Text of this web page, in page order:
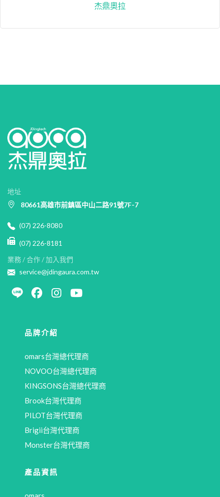
杰鼎奧拉
地址
80661高雄市前鎮區中山二路91號7F-7
(07) 226-8080
(07) 226-8181
業務 / 合作 / 加入我們
service@jdingaura.com.tw
品牌介紹
omars台灣總代理商
NOVOO台灣總代理商
KINGSONS台灣總代理商
Brook台灣代理商
PILOT台灣代理商
Brigii台灣代理商
Monster台灣代理商
產品資訊